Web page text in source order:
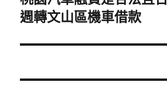
一
文
週轉文山區機車借款